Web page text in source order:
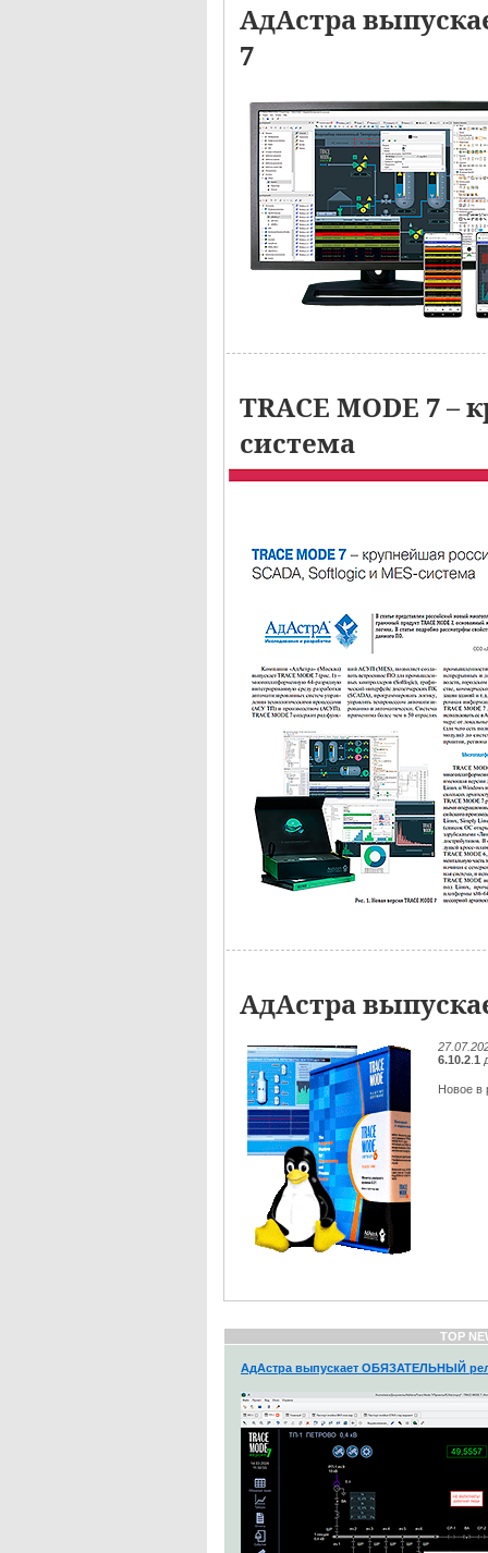
АдАстра
7
TRACE MODE 7 –
система
АдАстра
6.10.2 1
Новое в
TOP
АдАстра выпускает ОБЯЗАТЕЛЬНЫЙ